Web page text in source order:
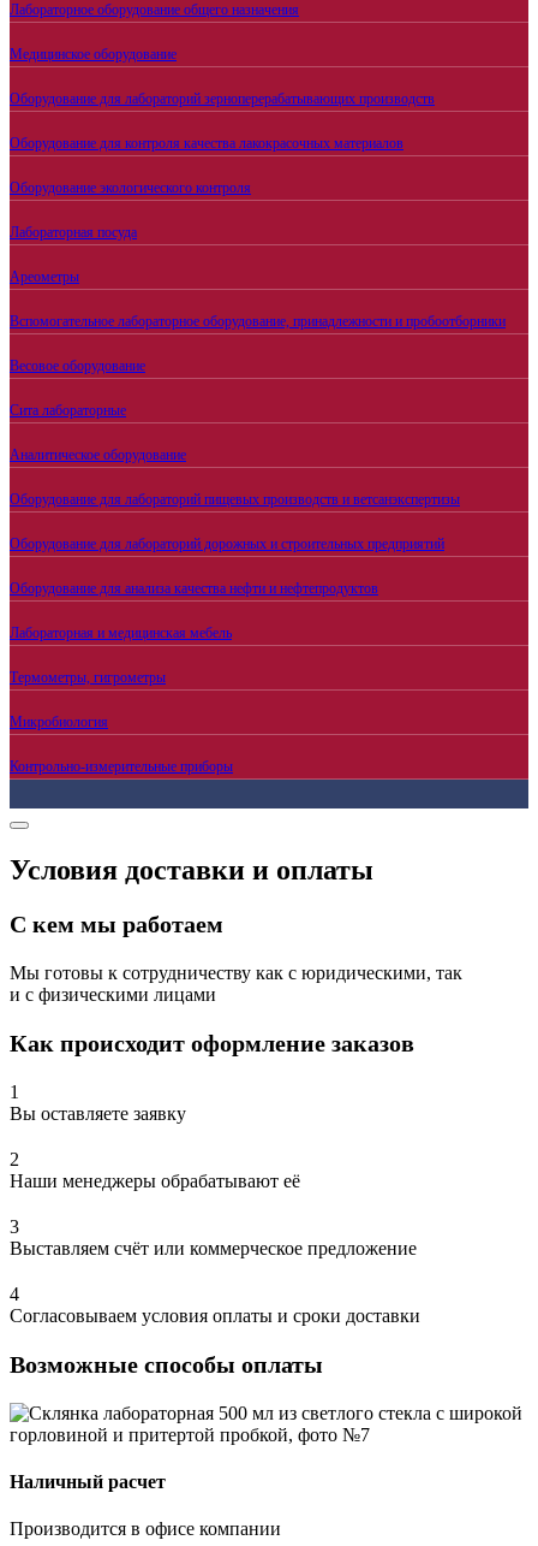
Лабораторное оборудование общего назначения
Медицинское оборудование
Оборудование для лабораторий зерноперерабатывающих производств
Оборудование для контроля качества лакокрасочных материалов
Оборудование экологического контроля
Лабораторная посуда
Ареометры
Вспомогательное лабораторное оборудование, принадлежности и пробоотборники
Весовое оборудование
Сита лабораторные
Аналитическое оборудование
Оборудование для лабораторий пищевых производств и ветсанэкспертизы
Оборудование для лабораторий дорожных и строительных предприятий
Оборудование для анализа качества нефти и нефтепродуктов
Лабораторная и медицинская мебель
Термометры, гигрометры
Микробиология
Контрольно-измерительные приборы
Условия доставки и оплаты
С кем мы работаем
Мы готовы к сотрудничеству как с юридическими, так
и с физическими лицами
Как происходит оформление заказов
1
Вы оставляете заявку
2
Наши менеджеры обрабатывают её
3
Выставляем счёт или коммерческое предложение
4
Согласовываем условия оплаты и сроки доставки
Возможные способы оплаты
Наличный расчет
Производится в офисе компании